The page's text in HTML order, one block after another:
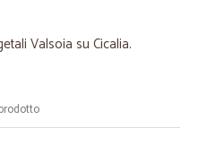
Valsoia su Cicalia.